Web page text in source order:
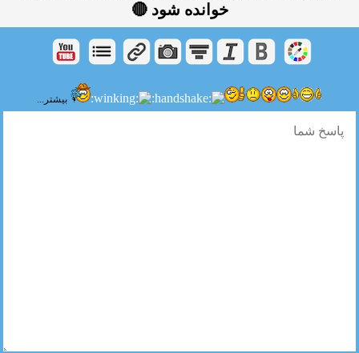
خوانده شود 🔴
بیشتر...